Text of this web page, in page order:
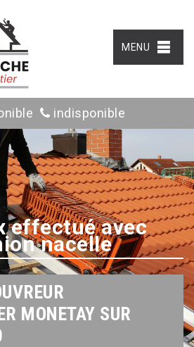
MENU
indisponible
effectué avec
nacelle
MONETAY SUR